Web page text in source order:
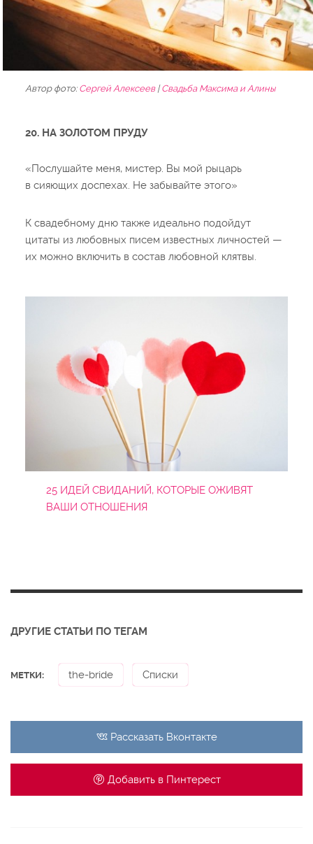
Автор фото: Сергей Алексеев|Cвадьба Максима и Алины
20. НА ЗОЛОТОМ ПРУДУ
«Послушайте меня, мистер. Вы мой рыцарь
в сияющих доспехах. Не забывайте этого»
К свадебному дню также идеально подойдут
цитаты из любовных писем известных личностей —
их можно включить в состав любовной клятвы.
25 ИДЕЙ СВИДАНИЙ, КОТОРЫЕ ОЖИВЯТ
ВАШИ ОТНОШЕНИЯ
ДРУГИЕ СТАТЬИ ПО ТЕГАМ
МЕТКИ: the-bride Списки
Рассказать Вконтакте
Добавить в Пинтерест